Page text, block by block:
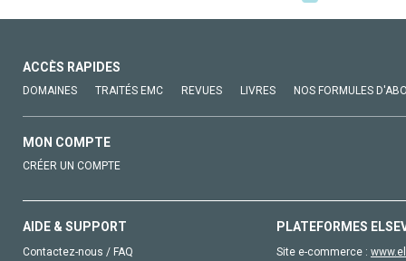
ACCÈS RAPIDES
DOMAINES TRAITÉS EMC REVUES LIVRES NOS FORMULES
MON COMPTE
CRÉER UN COMPTE
AIDE & SUPPORT
Contactez-nous / FAQ
PLATEFORMES
Site e-commerce :